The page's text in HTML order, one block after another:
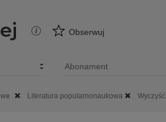
Obserwuj
Literatura popularnonaukowa Wyczyść